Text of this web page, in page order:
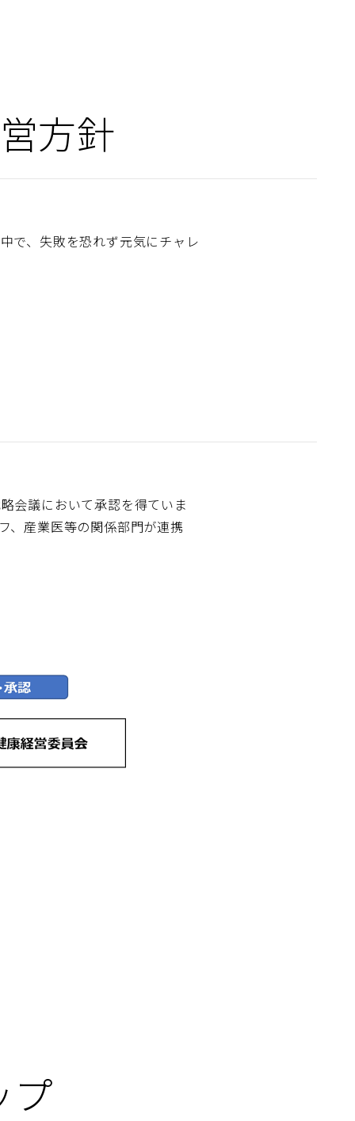
方針
で、失敗を恐れず元気にチャレ
会議において承認を得ていま
、産業医等の関係部門が連携
プ